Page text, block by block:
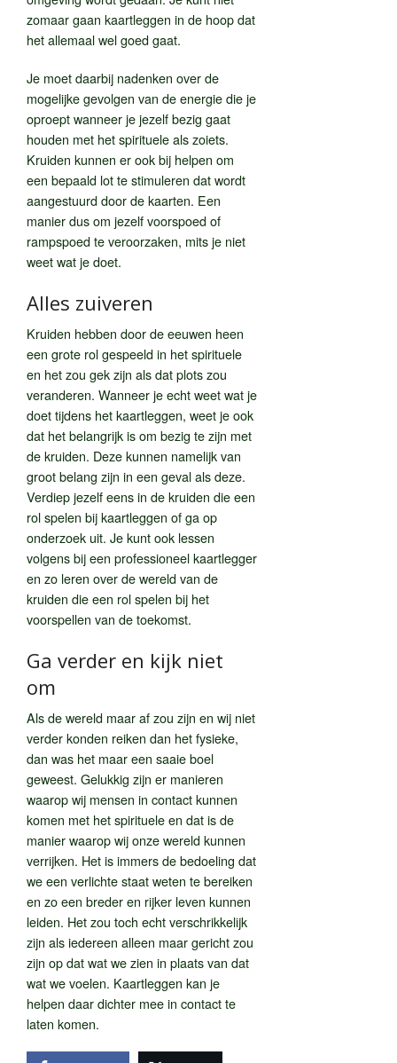
zomaar gaan kaartleggen in de hoop dat
het allemaal wel goed gaat.
Je moet daarbij nadenken over de
mogelijke gevolgen van de energie die je
oproept wanneer je jezelf bezig gaat
houden met het spirituele als zoiets.
Kruiden kunnen er ook bij helpen om
een bepaald lot te stimuleren dat wordt
aangestuurd door de kaarten. Een
manier dus om jezelf voorspoed of
rampspoed te veroorzaken, mits je niet
weet wat je doet.
Alles zuiveren
Kruiden hebben door de eeuwen heen
een grote rol gespeeld in het spirituele
en het zou gek zijn als dat plots zou
veranderen. Wanneer je echt weet wat je
doet tijdens het kaartleggen, weet je ook
dat het belangrijk is om bezig te zijn met
de kruiden. Deze kunnen namelijk van
groot belang zijn in een geval als deze.
Verdiep jezelf eens in de kruiden die een
rol spelen bij kaartleggen of ga op
onderzoek uit. Je kunt ook lessen
volgens bij een professioneel kaartlegger
en zo leren over de wereld van de
kruiden die een rol spelen bij het
voorspellen van de toekomst.
Ga verder en kijk niet
om
Als de wereld maar af zou zijn en wij niet
verder konden reiken dan het fysieke,
dan was het maar een saaie boel
geweest. Gelukkig zijn er manieren
waarop wij mensen in contact kunnen
komen met het spirituele en dat is de
manier waarop wij onze wereld kunnen
verrijken. Het is immers de bedoeling dat
we een verlichte staat weten te bereiken
en zo een breder en rijker leven kunnen
leiden. Het zou toch echt verschrikkelijk
zijn als iedereen alleen maar gericht zou
zijn op dat wat we zien in plaats van dat
wat we voelen. Kaartleggen kan je
helpen daar dichter mee in contact te
laten komen.